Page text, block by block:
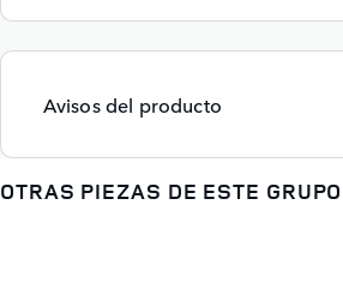
Avisos del producto
OTRAS PIEZAS DE ESTE GRUPO